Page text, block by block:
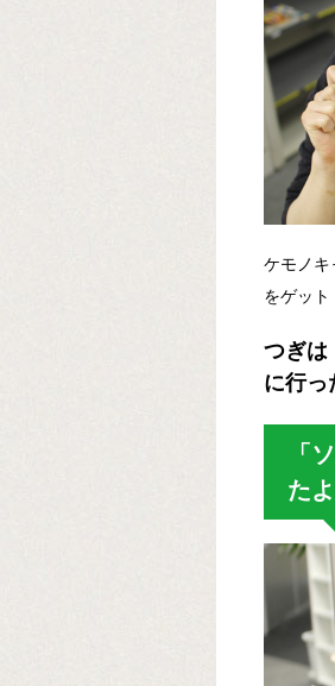
ケモノキ
をゲット
つぎは
に行っ
「
たよ